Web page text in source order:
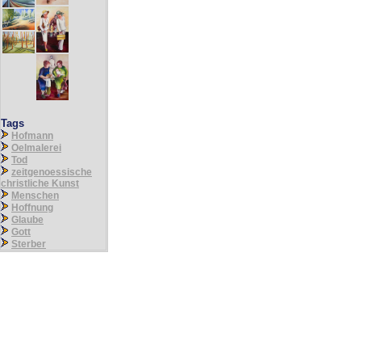
Tags
Hofmann
Oelmalerei
Tod
zeitgenoessische
christliche Kunst
Menschen
Hoffnung
Glaube
Gott
Sterber